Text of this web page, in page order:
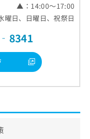
▲：14:00～17:00
曜日、日曜日、祝祭日